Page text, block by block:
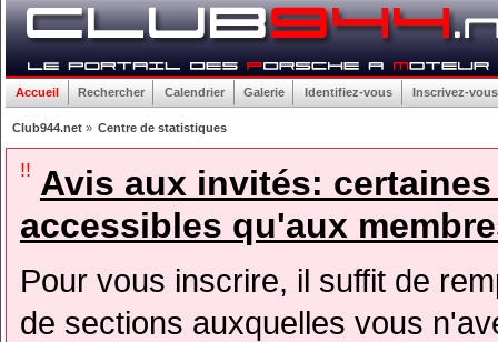
Accueil Rechercher Calendrier Galerie Identifiez-vous Inscrivez-vous
Club944.net» Centre de statistiques
!! Avis aux invités:
accessibles qu'aux
Pour vous inscrire, il suffit de
de sections auxquelles vous